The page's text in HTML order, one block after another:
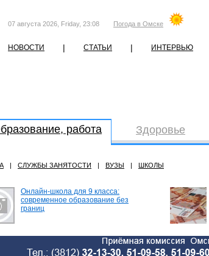
07 августа 2026, Friday, 23:08 Погода в Омске
НОВОСТИ | СТАТЬИ | ИНТЕРВЬЮ
работа Здоровье
| СЛУЖБЫ ЗАНЯТОСТИ | ВУЗЫ | ШКОЛЫ
Онлайн-школа для 9 класса:
современное образование без
границ